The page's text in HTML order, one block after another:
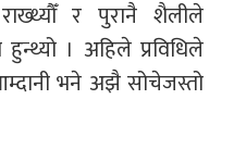
र पुरानै शैलीले
। अहिले प्रविधिले
भने अझै सोचेजस्तो